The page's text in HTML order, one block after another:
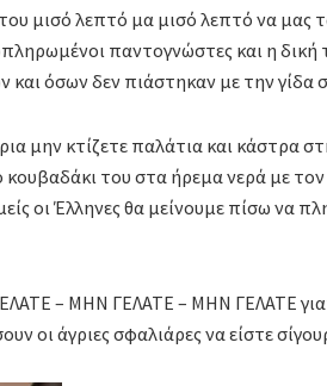
μισό λεπτό μα μισό λεπτό να μας
παντογνώστες και η δική
όσων δεν πιάστηκαν με την γίδα
μην κτίζετε παλάτια και κάστρα
κουβαδάκι του στα ήρεμα νερά με
οι Έλληνες θα μείνουμε πίσω
– ΜΗΝ ΓΕΛΑΤΕ – ΜΗΝ ΓΕΛΑΤΕ
οι άγριες σφαλιάρες να είστε